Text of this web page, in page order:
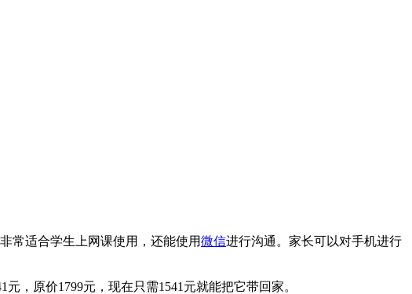
常适合学生上网课使用，还能使用微信进行沟通。家长可以对手机进行
，原价1799元，现在只需1541元就能把它带回家。